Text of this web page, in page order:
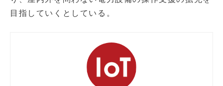
目指していくとしている。